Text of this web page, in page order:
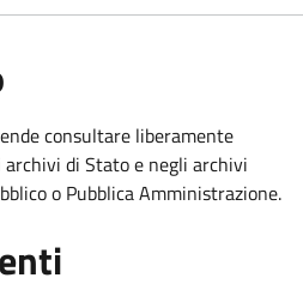
consultare liberamente
di Stato e negli archivi
o Pubblica Amministrazione.